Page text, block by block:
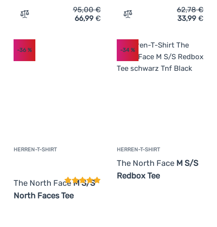
Zum Vergleich 'Herren-T-Shirt The North Face Packable
95,00€
66,99 € Zum Vergleich 'Herren T-
62,78€
33,99 €
HERREN-T-SHIRT
The North FaceM S/S
North Faces Tee
Kundenbewertung
-36 %
HERREN-T-SHIRT
The North Face M S/S
Redbox Tee
-34%